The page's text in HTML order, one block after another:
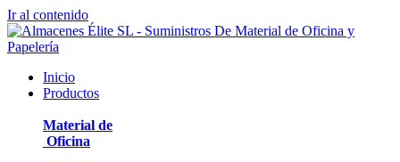
Ir al contenido
Inicio
Productos
Material de
Oficina